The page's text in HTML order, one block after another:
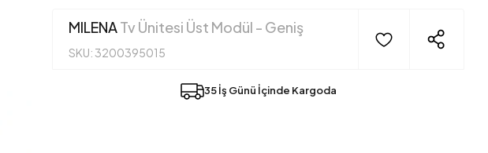
MILENA Tv Ünitesi Üst Modül - Geniş
SKU: 3200395015
35 İş Günü İçinde Kargoda